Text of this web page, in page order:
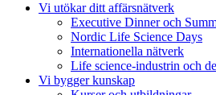
Vi utökar ditt affärsnätverk
Executive Dinner och
Nordic Life Science Days
Internationella nätverk
Life science-industrin och
Vi bygger kunskap